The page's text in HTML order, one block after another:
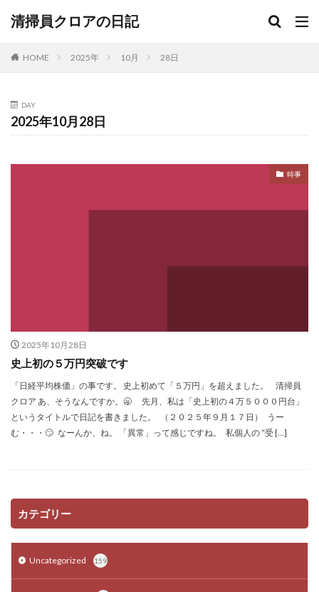
清掃員クロアの日記
HOME 2025年 10月 28日
DAY
2025年10月28日
時事
2025年10月28日
史上初の５万円突破です
「日経平均株価」の事です。 史上初めて「５万円」を超えました。 清掃員
クロア あ、そうなんですか。🥱 先月、私は「史上初の４万５０００円台」
というタイトルで日記を書きました。 （２０２５年９月１７日） うー
む・・・🙄 なーんか、ね。 「異常」って感じですね。 私個人の “受 […]
カテゴリー
Uncategorized 159